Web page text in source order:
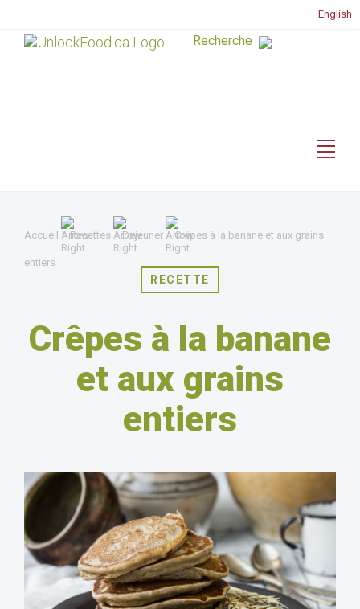
English
Accueil Recettes Déjeuner Crêpes à la banane et aux grains
entiers
RECETTE
Crêpes à la banane
et aux grains
entiers